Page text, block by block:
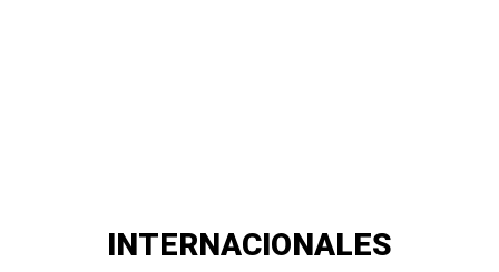
INTERNACIONALES